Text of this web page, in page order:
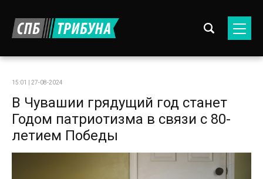
15:01 | 27-08-2024
В Чувашии грядущий год станет
Годом патриотизма в связи с 80-
летием Победы